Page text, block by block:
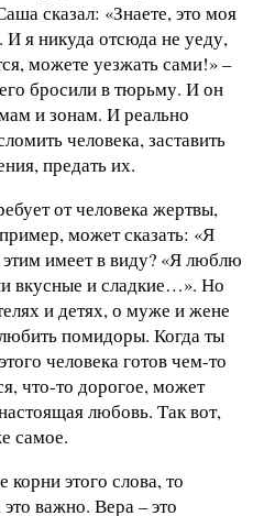
сказал: «Знаете, это моя
я никуда отсюда не уеду,
можете уезжать сами!» –
бросили в тюрьму. И он
и зонам. И реально
человека, заставить
предать их.
от человека жертвы,
может сказать: «Я
имеет в виду? «Я люблю
вкусные и сладкие…». Но
и детях, о муже и жене
помидоры. Когда ты
человека готов чем-то
что-то дорогое, может
любовь. Так вот,
самое.
этого слова, то
важно. Вера – это